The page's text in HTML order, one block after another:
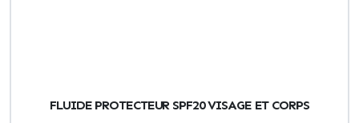
FLUIDE PROTECTEUR SPF20 VISAGE ET CORPS